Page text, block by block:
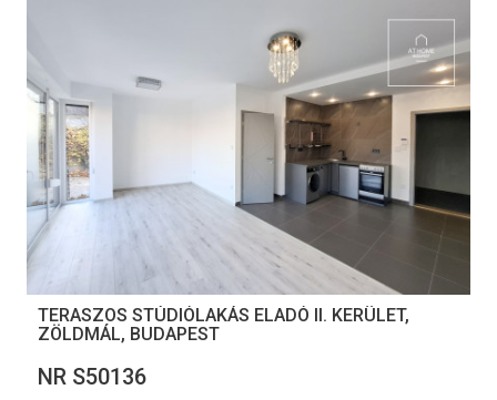
TERASZOS STÚDIÓLAKÁS ELADÓ II. KERÜLET,
ZÖLDMÁL, BUDAPEST
NR S50136